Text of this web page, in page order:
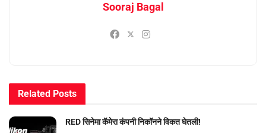
Sooraj Bagal
Related Posts
RED सिनेमा कॅमेरा कंपनी निकॉनने विकत घेतली!